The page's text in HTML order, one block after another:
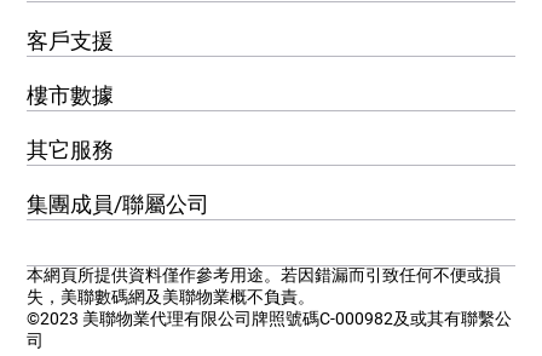
本網頁所提供資料僅作參考用途。若因錯漏而引致任何不便或損
失，美聯數碼網及美聯物業概不負責。
©2023 美聯物業代理有限公司牌照號碼C-000982及或其有聯繫公
司
集團成員/聯屬公司
其它服務
樓市數據
客戶支援